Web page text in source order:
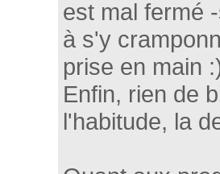
est mal fermé
à s'y
prise en main
Enfin, rien de
l'habitude, la